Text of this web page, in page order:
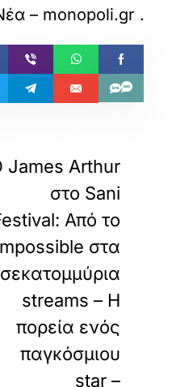
– monopoli.gr .
James Arthur
στο Sani
Από το
στα
streams – Η
πορεία ενός
παγκόσμιου
star –